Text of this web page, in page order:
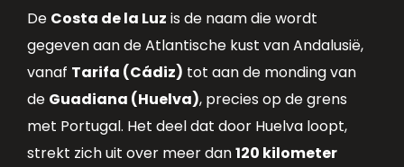
De Costa de la Luz is de naam die wordt
gegeven aan de Atlantische kust van Andalusië,
vanaf Tarifa (Cádiz) tot aan de monding van
de Guadiana (Huelva), precies op de grens
met Portugal. Het deel dat door Huelva loopt,
strekt zich uit over meer dan120 kilometer